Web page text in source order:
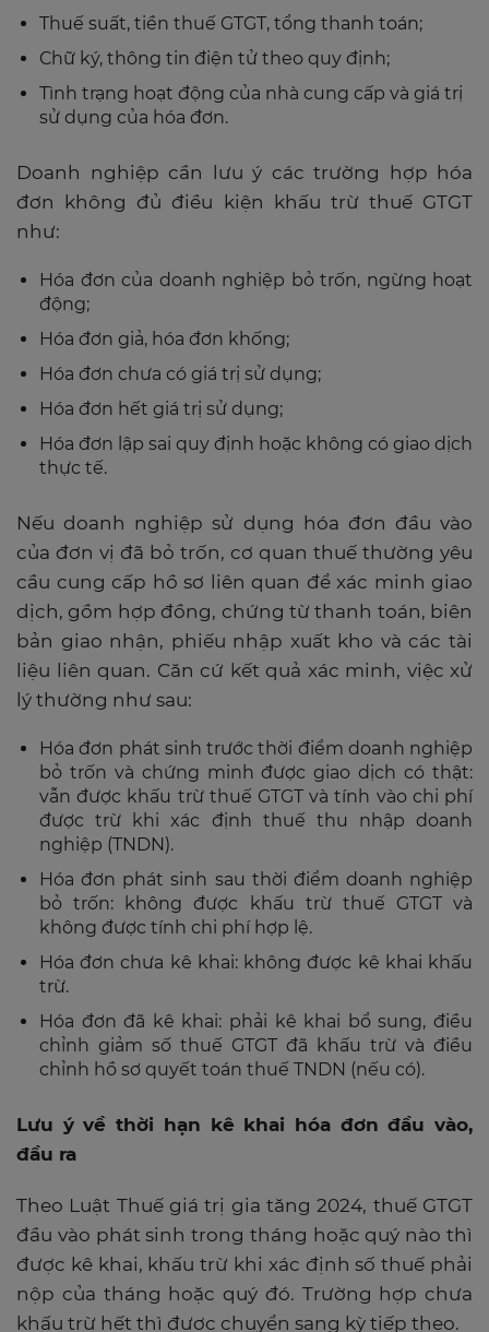
Thuế suất, tiền thuế GTGT, tổng thanh toán;
Chữ ký, thông tin điện tử theo quy định;
Tình trạng hoạt động của nhà cung cấp và giá trị
sử dụng của hóa đơn.
Doanh nghiệp cần lưu ý các trường hợp hóa
đơn không đủ điều kiện khấu trừ thuế GTGT
như:
Hóa đơn của doanh nghiệp bỏ trốn, ngừng hoạt
động;
Hóa đơn giả, hóa đơn khống;
Hóa đơn chưa có giá trị sử dụng;
Hóa đơn hết giá trị sử dụng;
Hóa đơn lập sai quy định hoặc không có giao dịch
thực tế.
Nếu doanh nghiệp sử dụng hóa đơn đầu vào
của đơn vị đã bỏ trốn, cơ quan thuế thường yêu
cầu cung cấp hồ sơ liên quan để xác minh giao
dịch, gồm hợp đồng, chứng từ thanh toán, biên
bản giao nhận, phiếu nhập xuất kho và các tài
liệu liên quan. Căn cứ kết quả xác minh, việc xử
lý thường như sau:
Hóa đơn phát sinh trước thời điểm doanh nghiệp
bỏ trốn và chứng minh được giao dịch có thật:
vẫn được khấu trừ thuế GTGT và tính vào chi phí
được trừ khi xác định thuế thu nhập doanh
nghiệp (TNDN).
Hóa đơn phát sinh sau thời điểm doanh nghiệp
bỏ trốn: không được khấu trừ thuế GTGT và
không được tính chi phí hợp lệ.
Hóa đơn chưa kê khai: không được kê khai khấu
trừ.
Hóa đơn đã kê khai: phải kê khai bổ sung, điều
chỉnh giảm số thuế GTGT đã khấu trừ và điều
chỉnh hồ sơ quyết toán thuế TNDN (nếu có).
Lưu ý về thời hạn kê khai hóa đơn đầu vào,
đầu ra
Theo Luật Thuế giá trị gia tăng 2024, thuế GTGT
đầu vào phát sinh trong tháng hoặc quý nào thì
được kê khai, khấu trừ khi xác định số thuế phải
nộp của tháng hoặc quý đó. Trường hợp chưa
khấu trừ hết thì được chuyển sang kỳ tiếp theo.